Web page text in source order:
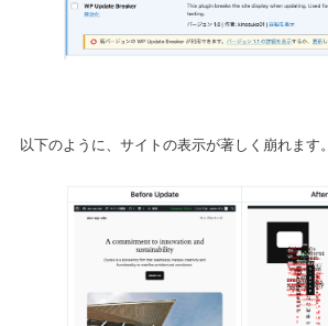
以下のように、サイトの表示が著しく崩れます。